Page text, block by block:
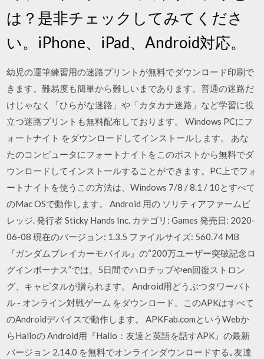
は？是非チェックしてみてくださ
い。iPhone、iPad、Android対応。
幼児の運筆練習用の迷路プリントが無料でダウンロード印刷で
きます。難易度も簡単から難しいまであります。普通の迷路だ
けじゃなく「ひらがな迷路」や「カタカナ迷路」など学習に役
立つ迷路プリントも無料配布しております。 Windows PCにフ
ォートナイト をダウンロードしてインストールします。 あな
たのコンピュータにフォートナイトをこのポストから無料でダ
ウンロードしてインストールすることができます。PC上でフォ
ートナイトを使うこの方法は、Windows 7/8 / 8.1 / 10とすべて
のMac OSで動作します。 Android 用の ソリティアファームビ
レッジ. 発行者 Sticky Hands Inc. カテゴリ: Games 発売日: 2020-
06-08 現在のバージョン: 1.3.5 ファイルサイズ: 560.74 MB
『ガンダムブレイカーモバイル』の“200万ユーザー突破記念ロ
グインボーナス”では、5日間でハロチップやen回復ストロン
グ、キャピタルが贈られます。 Android用どうぶつタワーバト
ル - オンライン対戦ゲーム をダウンロード。このAPKはすべて
のAndroidデバイスで動作します。 APKFab.comというWebか
らHalloの Android用『Hallo：友達と英語を話すAPK』の最新
バージョン 2.14.0 を無料でオンラインダウンロードする｡友達